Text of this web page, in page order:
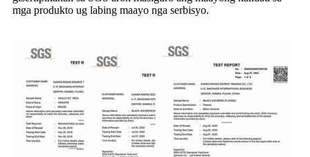
mga produkto ug labing maayo nga serbisyo.